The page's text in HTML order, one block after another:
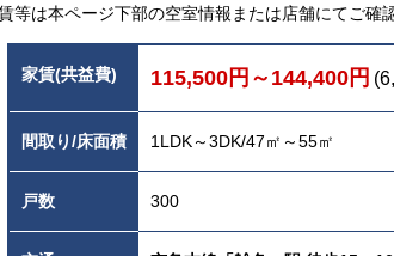
は本ページ下部の空室情報または店舗にてご確
家賃(共益費) 115,500円～144,400円
間取り/床面積 1LDK～3DK/47㎡～55㎡
戸数 300